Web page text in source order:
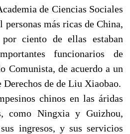
de Ciencias Sociales
más ricas de China,
ciento de ellas estaban
funcionarios de
Comunista, de acuerdo a un
de de Liu Xiaobao.
chinos en las áridas
como Ningxia y Guizhou,
ingresos, y sus servicios